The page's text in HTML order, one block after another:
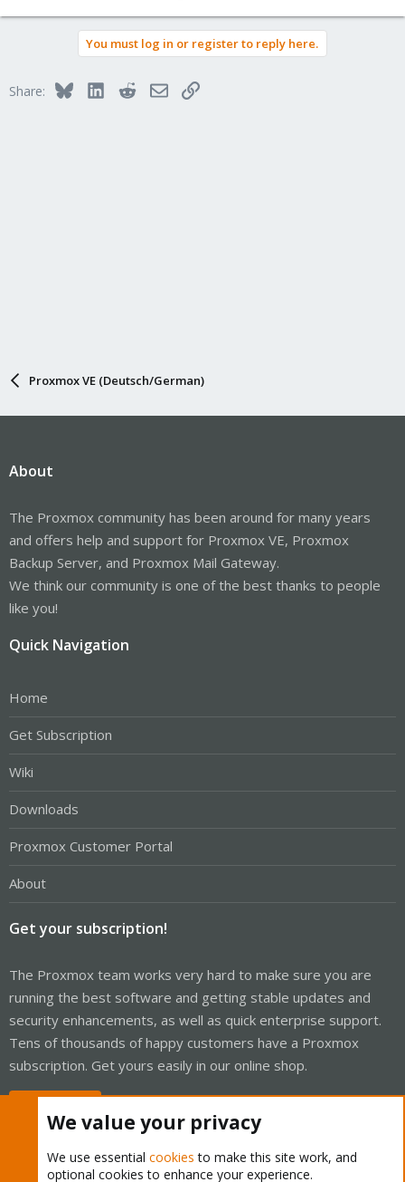
You must log in or register to reply here.
Share: BlueskyLinkedInRedditEmailLink
Proxmox VE (Deutsch/German)
About
The Proxmox community has been around for many years
and offers help and support for Proxmox VE, Proxmox
Backup Server, and Proxmox Mail Gateway.
We think our community is one of the best thanks to people
like you!
Quick Navigation
Home
Get Subscription
Wiki
Downloads
Proxmox Customer Portal
About
Get your subscription!
The Proxmox team works very hard to make sure you are
running the best software and getting stable updates and
security enhancements, as well as quick enterprise support.
Tens of thousands of happy customers have a Proxmox
subscription. Get yours easily in our online shop.
We value your privacy
We use essential cookies to make this site work, and
optional cookies to enhance your experience.